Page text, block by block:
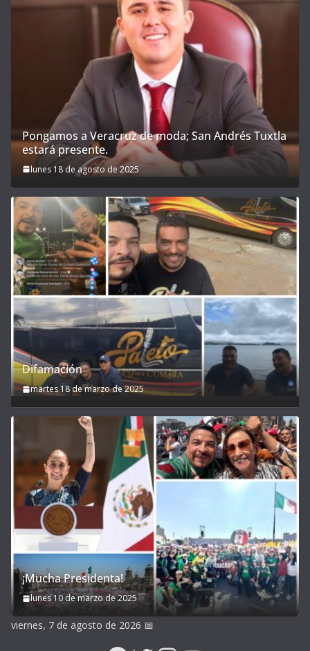
Pongamos a Veracruz de moda; San Andrés Tuxtla
estará presente.
lunes 18 de agosto de 2025
Difamación
martes 18 de marzo de 2025
¡Mucha Presidenta!
lunes 10 de marzo de 2025
viernes, 7 de agosto de 2026 📅